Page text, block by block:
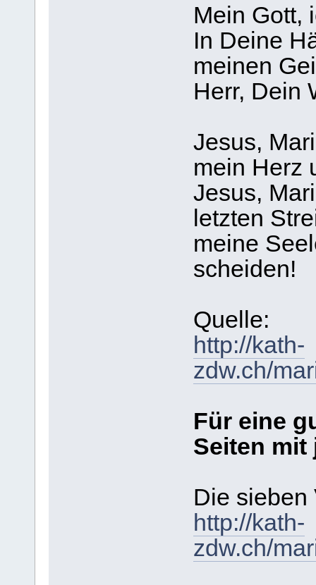
Mein Gott,
In Deine
meinen
Herr, Dein
Jesus,
mein Herz
Jesus,
letzten
meine
scheiden!
Quelle:
http://kath-
zdw.ch/
Für eine
Seiten mit
Die sieben
http://kath-
zdw.ch/